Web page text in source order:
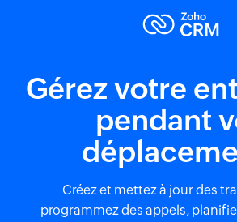
Gérez votre
pendant
Créez et mettez à jour des
programmez des appels,